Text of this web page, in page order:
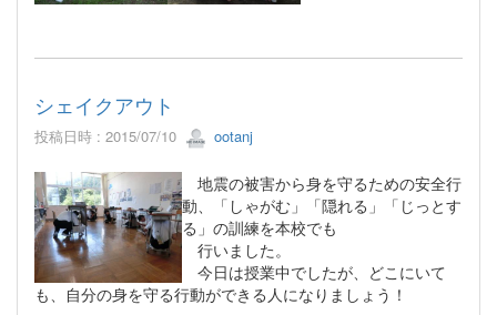
シェイクアウト
投稿日時 : 2015/07/10 ootanj
地震の被害から身を守るための安全行
動、「しゃがむ」「隠れる」「じっとす
る」の訓練を本校でも
行いました。
今日は授業中でしたが、どこにいて
も、自分の身を守る行動ができる人になりましょう！